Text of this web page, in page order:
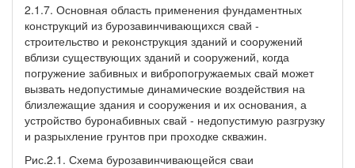
2.1.7. Основная область применения фундаментных
конструкций из бурозавинчивающихся свай -
строительство и реконструкция зданий и сооружений
вблизи существующих зданий и сооружений, когда
погружение забивных и вибропогружаемых свай может
вызвать недопустимые динамические воздействия на
близлежащие здания и сооружения и их основания, а
устройство буронабивных свай - недопустимую разгрузку
и разрыхление грунтов при проходке скважин.
Рис.2.1. Схема бурозавинчивающейся сваи